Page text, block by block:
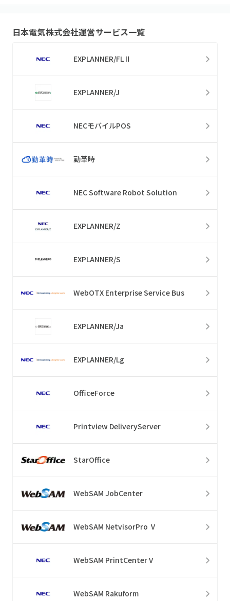
日本電気株式会社運営サービス一覧
EXPLANNER/FLⅡ
EXPLANNER/J
NECモバイルPOS
勤革時
NEC Software Robot Solution
EXPLANNER/Z
EXPLANNER/S
WebOTX Enterprise Service Bus
EXPLANNER/Ja
EXPLANNER/Lg
OfficeForce
Printview DeliveryServer
StarOffice
WebSAM JobCenter
WebSAM NetvisorPro Ⅴ
WebSAM PrintCenter V
WebSAM Rakuform